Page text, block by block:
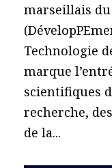
marseillais
Technologie
marque
scientifiques
recherche,
de la...